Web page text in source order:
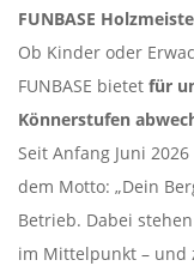
FUNBASE
Ob Kinder oder
FUNBASE bietet für
Könnerstufen
Seit Anfang Juni
dem Motto: „Dein
Betrieb. Dabei
im Mittelpunkt – und